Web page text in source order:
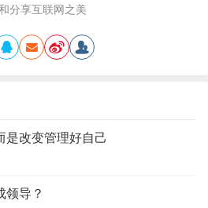
分享互联网之美
是改变管理好自己
领导？